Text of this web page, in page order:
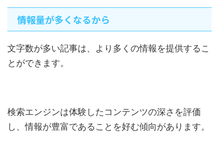
情報量が多くなるから
文字数が多い記事は、より多くの情報を提供するこ
とができます。
検索エンジンは体験したコンテンツの深さを評価
し、情報が豊富であることを好む傾向があります。